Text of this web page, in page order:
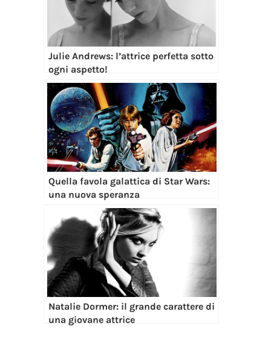
Julie Andrews: l’attrice perfetta sotto
ogni aspetto!
Quella favola galattica di Star Wars:
una nuova speranza
Natalie Dormer: il grande carattere di
una giovane attrice